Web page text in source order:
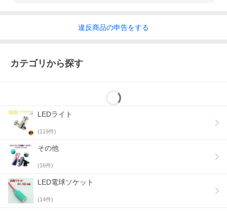
違反商品の申告をする
カテゴリから探す
LEDライト
(119件)
その他
(16件)
LED電球ソケット
(14件)